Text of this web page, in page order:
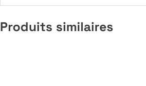
Produits similaires